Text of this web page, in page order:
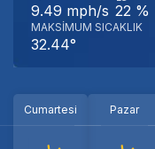
9.49 mph/s 22 %
MAKSIMUM SICAKLIK
32.44°
Cumartesi Pazar